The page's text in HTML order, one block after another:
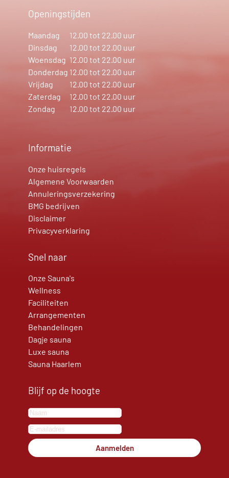
Openingstijden
Maandag
12.00 tot 22.00 uur
Dinsdag
12.00 tot 22.00 uur
Woensdag 12.00 tot 22.00 uur
Donderdag 12.00 tot 22.00 uur
Vrijdag
12.00 tot 22.00 uur
Zaterdag
12.00 tot 22.00 uur
Zondag
12.00 tot 22.00 uur
Informatie
Onze huisregels
Algemene Voorwaarden
Annuleringsverzekering
BMG bedrijven
Disclaimer
Privacyverklaring
Snel naar
Onze Sauna's
Wellness
Faciliteiten
Arrangementen
Behandelingen
Dagje sauna
Luxe sauna
Sauna Haarlem
Blijf op de hoogte
Aanmelden